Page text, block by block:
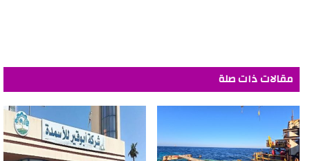
مقالات ذات صلة